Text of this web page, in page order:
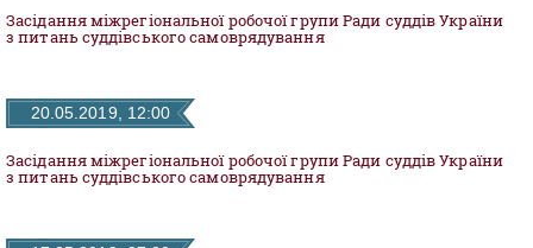
Засідання міжрегіональної робочої групи Ради суддів України
з питань суддівського самоврядування
20.05.2019, 12:00
Засідання міжрегіональної робочої групи Ради суддів України
з питань суддівського самоврядування